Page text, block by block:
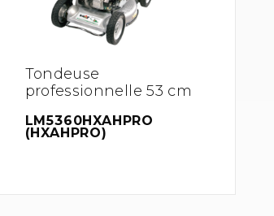
Tondeuse
professionnelle 53 cm
LM5360HXAHPRO
(HXAHPRO)